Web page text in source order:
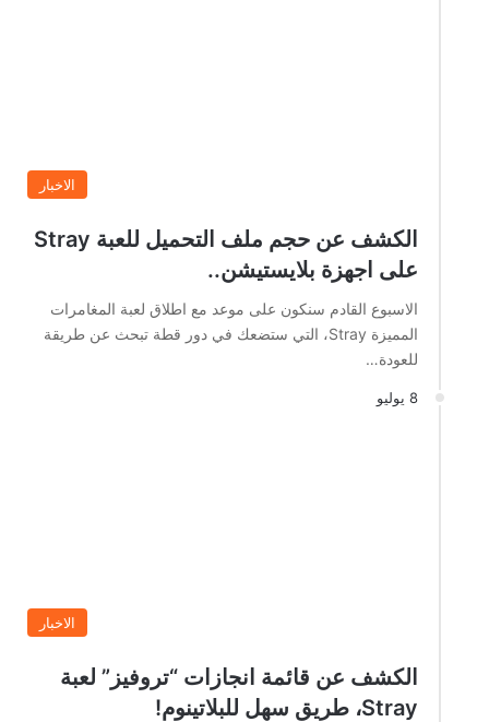
الاخبار
الكشف عن حجم ملف التحميل للعبة Stray
على اجهزة بلايستيشن..
الاسبوع القادم سنكون على موعد مع اطلاق لعبة المغامرات
المميزة Stray، التي ستضعك في دور قطة تبحث عن طريقة
للعودة…
8 يوليو
الاخبار
الكشف عن قائمة انجازات “تروفيز” لعبة
Stray، طريق سهل للبلاتينوم!